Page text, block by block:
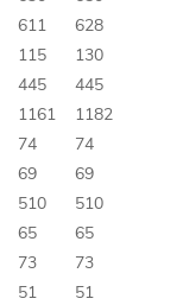
611
628
115
130
445
445
1161
1182
74
74
69
69
510
510
65
65
73
73
51
51